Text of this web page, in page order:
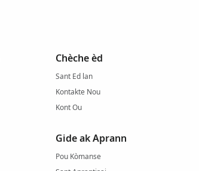
Chèche èd
Sant Ed lan
Kontakte Nou
Kont Ou
Gide ak Aprann
Pou Kòmanse